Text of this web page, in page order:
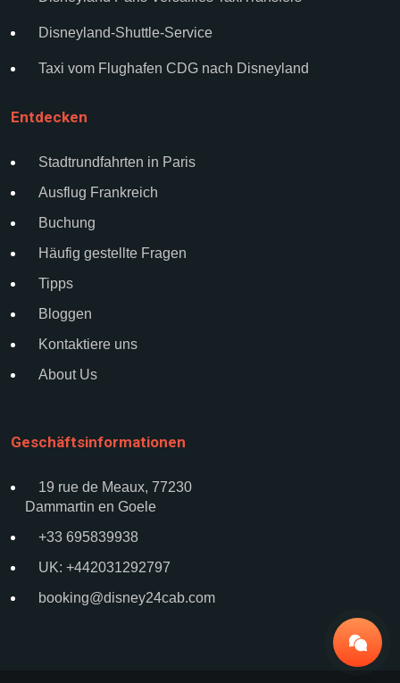
Disneyland-Shuttle-Service
Taxi vom Flughafen CDG nach Disneyland
Entdecken
Stadtrundfahrten in Paris
Ausflug Frankreich
Buchung
Häufig gestellte Fragen
Tipps
Bloggen
Kontaktiere uns
About Us
Geschäftsinformationen
19 rue de Meaux, 77230
Dammartin en Goele
+33 695839938
UK: +442031292797
booking@disney24cab.com